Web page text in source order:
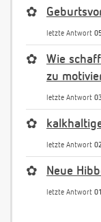
✿
letzte Antwort
✿
Wie
zu
letzte Antwort
✿
letzte Antwort
✿ Neue
letzte Antwort